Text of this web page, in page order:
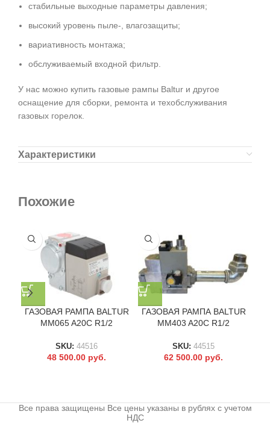
стабильные выходные параметры давления;
высокий уровень пыле-, влагозащиты;
вариативность монтажа;
обслуживаемый входной фильтр.
У нас можно купить газовые рампы Baltur и другое
оснащение для сборки, ремонта и техобслуживания
газовых горелок.
Характеристики
Похожие
ГАЗОВАЯ РАМПА BALTUR
MM065 A20C R1/2
SKU: 44516
48 500.00 руб.
ГАЗОВАЯ РАМПА BALTUR
MM403 A20C R1/2
SKU: 44515
62 500.00 руб.
Все права защищены Все цены указаны в рублях с учетом
НДС